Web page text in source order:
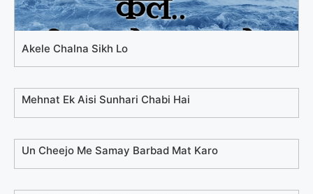
Akele Chalna Sikh Lo
Mehnat Ek Aisi Sunhari Chabi Hai
Un Cheejo Me Samay Barbad Mat Karo